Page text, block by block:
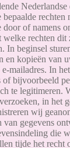
rechten
door of namens
welke rechten dit
In beginsel
en kopieën van
mailadres. In
of bijvoorbeeld
te legitimeren.
in het
wij
van gegevens
die
tijde het recht